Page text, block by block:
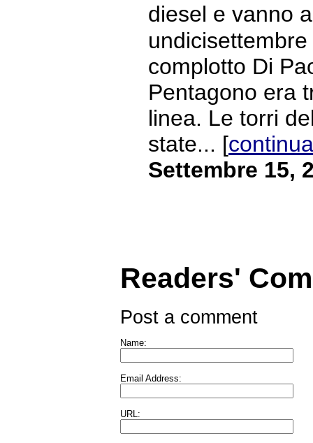
diesel e vanno
complotto Di
Pentagono era
linea. Le torri
state... [
Settembre 15,
Readers'
Post a comment
Name:
Email Address:
URL: